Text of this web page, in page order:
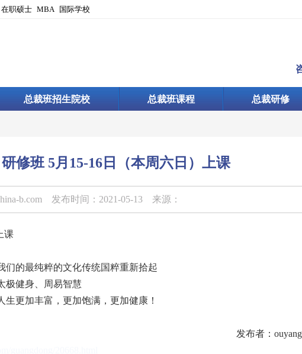
在职硕士 MBA 国际学校
总裁班招生院校 总裁班课程 总裁研修
研修班 5月15-16日（本周六日）上课
b.com 发布时间：2021-05-13 来源：
课
们的最纯粹的文化传统国粹重新拾起
极健身、周易智慧
更加丰富，更加饱满，更加健康！
发布者：ouyang